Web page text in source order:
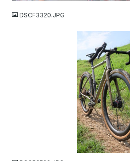
DSCF3320.JPG